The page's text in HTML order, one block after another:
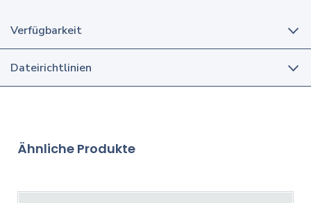
Verfügbarkeit
Dateirichtlinien
Ähnliche Produkte